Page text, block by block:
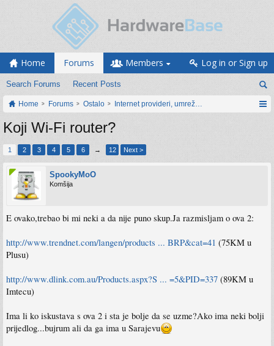
Home Forums
Search Forums Recent Posts
Members Log in or Sign up
Home Forums Ostalo Internet provideri, umrežavanje i web servisi
Koji Wi-Fi router?
1 2 3 4 5 6 → 12 Next >
SpookyMoO
Komšija
E ovako,trebao bi mi neki a da nije puno skup.Ja razmisljam o ova 2:
http://www.trendnet.com/langen/products ... BRP&cat=41 (75KM u
Plusu)
http://www.dlink.com.au/Products.aspx?S ... =5&PID=337 (89KM u
Imtecu)
Ima li ko iskustava s ova 2 i sta je bolje da se uzme?Ako ima neki bolji
prijedlog...bujrum ali da ga ima u Sarajevu